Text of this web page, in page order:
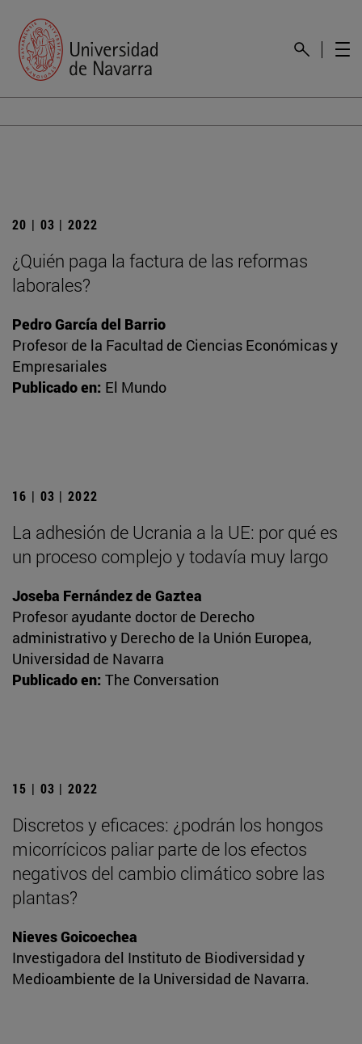
20 | 03 | 2022
¿Quién paga la factura de las reformas
laborales?
Pedro García del Barrio
Profesor de la Facultad de Ciencias Económicas y
Empresariales
Publicado en: El Mundo
16 | 03 | 2022
La adhesión de Ucrania a la UE: por qué es
un proceso complejo y todavía muy largo
Joseba Fernández de Gaztea
Profesor ayudante doctor de Derecho
administrativo y Derecho de la Unión Europea,
Universidad de Navarra
Publicado en: The Conversation
15 | 03 | 2022
Discretos y eficaces: ¿podrán los hongos
micorrícicos paliar parte de los efectos
negativos del cambio climático sobre las
plantas?
Nieves Goicoechea
Investigadora del Instituto de Biodiversidad y
Medioambiente de la Universidad de Navarra.